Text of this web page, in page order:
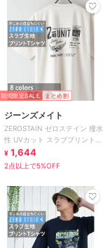
期間限定SALE まとめ割
ジーンズメイト
ZEROSTAIN ゼロステイン 撥水
性 UVカット スラブプリント
バックプリント Tシャツ
¥ 1,644
2点以上で5%OFF